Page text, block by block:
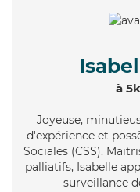
à
Joyeuse,
d'expérience et
Sociales (CSS).
palliatifs, Isabelle
surveillance